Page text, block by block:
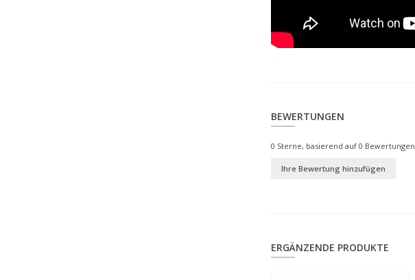
BEWERTUNGEN
0 Sterne, basierend auf 0 Bewertungen
Ihre Bewertung hinzufügen
ERGÄNZENDE PRODUKTE